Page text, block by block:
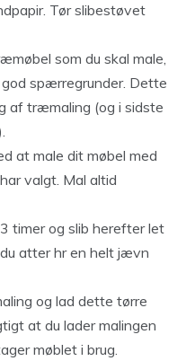
Tør slibestøvet
som du skal male,
spærregrunder. Dette
af træmaling (og i sidste
at male dit møbel med
valgt. Mal altid
timer og slib herefter let
atter hr en helt jævn
og lad dette tørre
at du lader malingen
møblet i brug.